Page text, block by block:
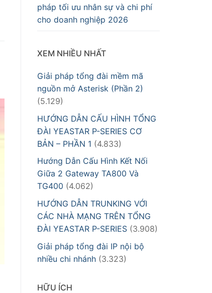
pháp tối ưu nhân sự và chi phí
cho doanh nghiệp 2026
XEM NHIỀU NHẤT
Giải pháp tổng đài mềm mã
nguồn mở Asterisk (Phần 2)
(5.129)
HƯỚNG DẪN CẤU HÌNH TỔNG
ĐÀI YEASTAR P-SERIES CƠ
BẢN – PHẦN 1 (4.833)
Hướng Dẫn Cấu Hình Kết Nối
Giữa 2 Gateway TA800 Và
TG400 (4.062)
HƯỚNG DẪN TRUNKING VỚI
CÁC NHÀ MẠNG TRÊN TỔNG
ĐÀI YEASTAR P-SERIES (3.908)
Giải pháp tổng đài IP nội bộ
nhiều chi nhánh (3.323)
HỮU ÍCH